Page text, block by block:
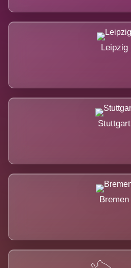
Leipzig
Stuttgart
Bremen